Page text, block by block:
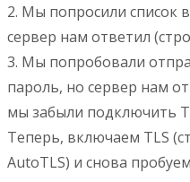
2. Мы попросили список
сервер нам ответил
3. Мы попробовали
пароль, но сервер нам
мы забыли подключить
Теперь, включаем TLS
AutoTLS) и снова